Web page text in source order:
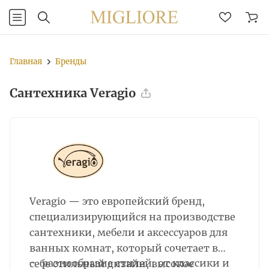
Главная Бренды
Сантехника Veragio
Veragio — это европейский бренд,
специализирующийся на производстве
сантехники, мебели и аксессуаров для
ванных комнат, который сочетает в
себе стильный дизайн, высокое
разнообразие стилей: от классики и